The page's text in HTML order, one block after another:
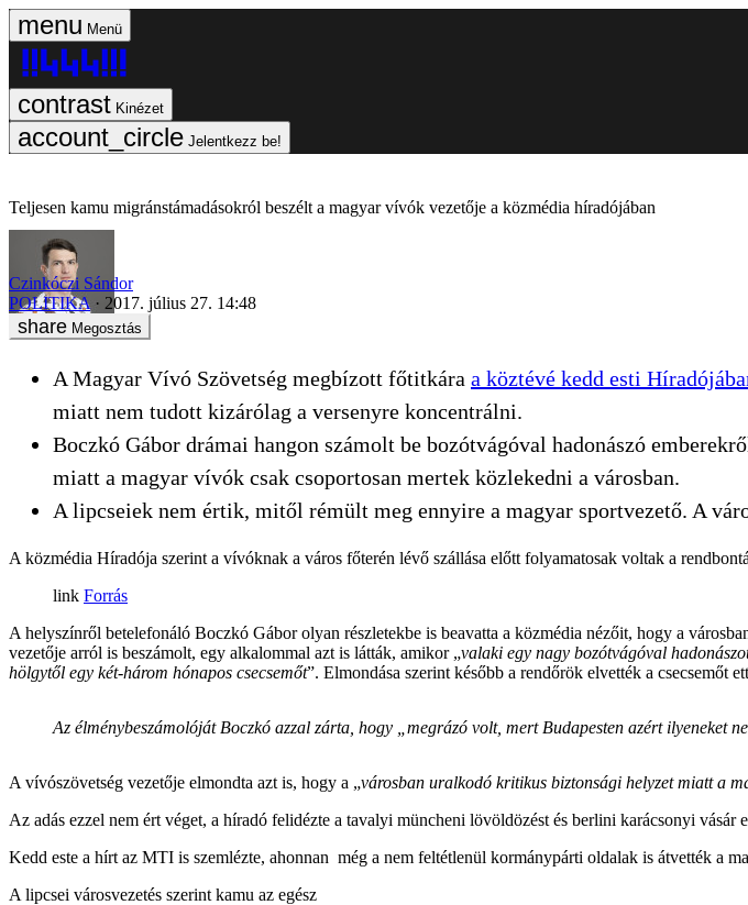
Menü
Kinézet
Jelentkezz be!
Teljesen kamu migránstámadásokról beszélt a magyar vívók vezetője a közmédia híradójában
Czinkóczi Sándor
POLITIKA
2017. július 27. 14:48
Megosztás
A Magyar Vívó Szövetség megbízott főtitkára a köztévé kedd esti
miatt nem tudott kizárólag a versenyre koncentrálni.
Boczkó Gábor drámai hangon számolt be bozótvágóval hadonászó
miatt a magyar vívók csak csoportosan mertek közlekedni a városban.
A lipcseiek nem értik, mitől rémült meg ennyire a magyar sportvezető. A
A közmédia Híradója szerint a vívóknak a város főterén lévő szállása előtt folyamatosak voltak a
Forrás
A helyszínről betelefonáló Boczkó Gábor olyan részletekbe is beavatta a közmédia nézőit, hogy a
vezetője arról is beszámolt, egy alkalommal azt is látták, amikor „valaki egy nagy bozótvágóval
hölgytől egy két-három hónapos csecsemőt”. Elmondása szerint később a rendőrök elvették a csecsemőt
Az élménybeszámolóját Boczkó azzal zárta, hogy „ megrázó volt, mert Budapesten azért ilyeneket
A vívószövetség vezetője elmondta azt is, hogy a „városban uralkodó kritikus biztonsági helyzet miatt a
Az adás ezzel nem ért véget, a híradó felidézte a tavalyi müncheni lövöldözést és berlini karácsonyi
Kedd este a hírt az MTI is szemlézte, ahonnan még a nem feltétlenül kormánypárti oldalak is átvették a
A lipcsei városvezetés szerint kamu az egész